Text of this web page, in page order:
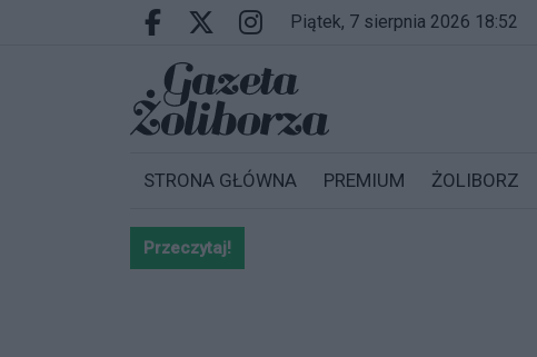
Przejdź do głównych treści
Przejdź do wyszukiwarki
Przejdź do głównego menu
Facebook.com
X.comInstagram.com
piątek, 7 sierpnia 2026 18:52
STRONA GŁÓWNA PREMIUM ŻOLIBORZ
Przeczytaj!